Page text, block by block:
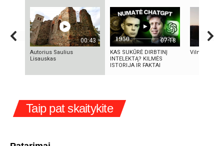
00:43
Autorius Saulius
Lisauskas
07:18
KAS SUKŪRĖ DIRBTINĮ
INTELEKTĄ? KILMĖS
ISTORIJA IR FAKTAI
Vilniaus
Taip pat skaitykite